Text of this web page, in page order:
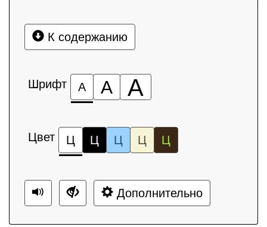
К содержанию
Шрифт А А А
Цвет Ц Ц Ц Ц Ц
Дополнительно